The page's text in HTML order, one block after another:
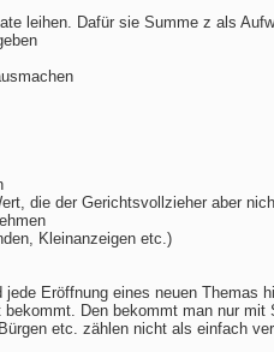
leihen. Dafür sie Summe z als
die der Gerichtsvollzieher aber
Kleinanzeigen etc.)
jede Eröffnung eines neuen
Den bekommt man nur
etc. zählen nicht als einfach